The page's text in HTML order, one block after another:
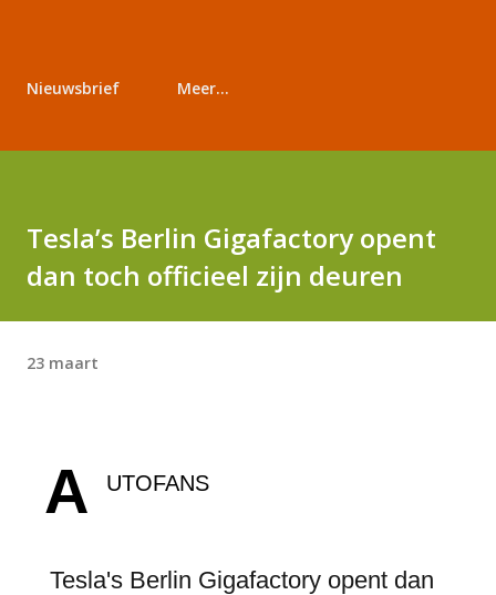
Nieuwsbrief Meer…
Tesla’s Berlin Gigafactory opent
dan toch officieel zijn deuren
23 maart
A UTOFANS
Tesla's Berlin Gigafactory opent dan